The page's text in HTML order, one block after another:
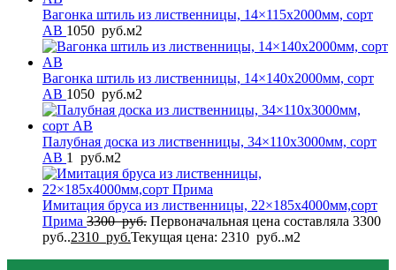
Вагонка штиль из лиственницы, 14×115x2000мм, сорт
AB 1050 руб.м2
Вагонка штиль из лиственницы, 14×140x2000мм, сорт
AB 1050 руб.м2
Палубная доска из лиственницы, 34×110x3000мм, сорт
AB 1 руб.м2
Имитация бруса из лиственницы, 22×185x4000мм,сорт
Прима 3300руб. Первоначальная цена составляла 3300
руб..2310 руб.Текущая цена: 2310 руб..м2